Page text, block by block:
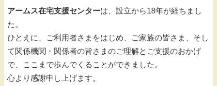
アームス在宅支援センターは、設立から18年が経ちまし
た。
ひとえに、ご利用者さまをはじめ、ご家族の皆さま、そし
て関係機関・関係者の皆さまのご理解とご支援のおかげ
で、ここまで歩んでくることができました。
心より感謝申し上げます。